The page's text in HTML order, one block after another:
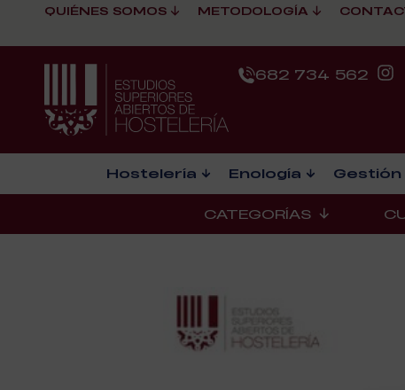
QUIÉNES SOMOS METODOLOGÍA
682 734 562
Hostelería Enología
CATEGORÍAS